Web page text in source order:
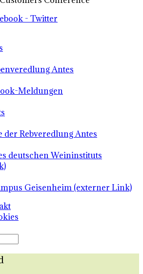
- Twitter
Antes
Meldungen
der Rebveredlung Antes
deutschen Weininstituts
Geisenheim (externer Link)